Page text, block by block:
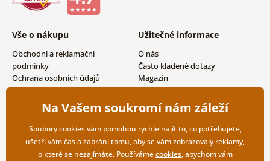
Vše o nákupu
Obchodní a reklamační
podmínky
Ochrana osobních údajů
Možnosti dopravy a platby
Vrácení zboží
Užitečné informace
O nás
Často kladené dotazy
Magazín
Kontakty
Velkoobchodní spolupráce
Na Vašem soukromí nám záleží
Soubory cookies vám pomohou rychle najít to, co potřebujete,
ušetří vám čas a zabrání tomu, aby se vám zobrazovaly reklamy,
o které se nezajímáte. Používámecookies, abychom vám